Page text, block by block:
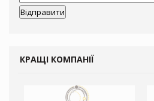
КРАЩІ КОМПАНІЇ